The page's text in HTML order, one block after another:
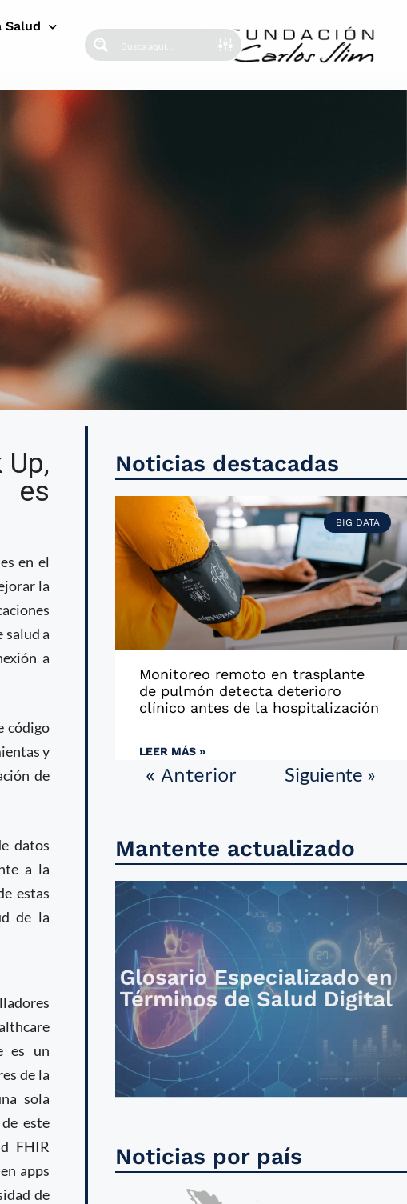
Salud
es
en el
la
salud a
a
código
y
de
datos
a la
estas
de la
es un
de la
sola
este
FHIR
apps
de
Noticias destacadas
BIG DATA
Monitoreo remoto en trasplante
de pulmón detecta deterioro
clínico antes de la hospitalización
LEER MÁS »
« Anterior Siguiente »
Mantente actualizado
Noticias por país